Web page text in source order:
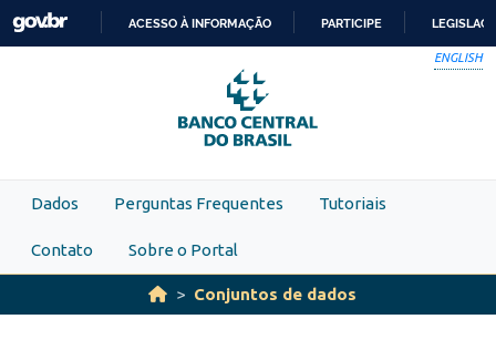
Skip to main content
PARA
O
CONTEÚDO
ACESSO À INFORMAÇÃO PARTICIPE
ENGLISH
Dados Perguntas Frequentes Tutoriais
Contato Sobre o Portal
Conjuntos de dados